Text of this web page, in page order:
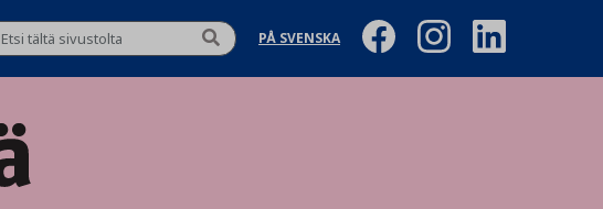
PÅ SVENSKA